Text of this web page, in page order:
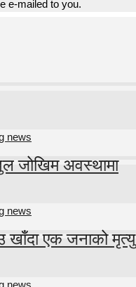
e-mailed to you.
news
जोखिम अवस्थामा
news
खाँदा एक जनाको मृत्यु
news